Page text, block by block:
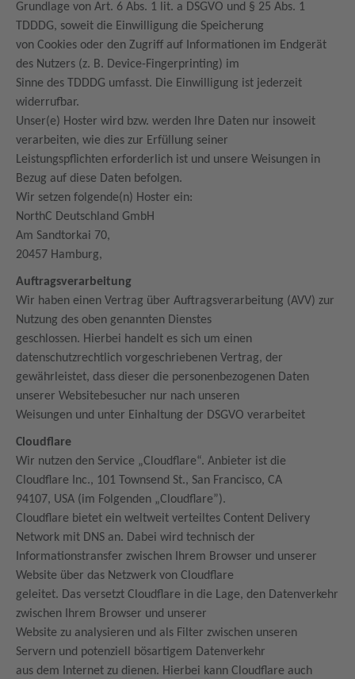
Grundlage von Art. 6 Abs. 1 lit. a DSGVO und § 25 Abs. 1
TDDDG, soweit die Einwilligung die Speicherung
von Cookies oder den Zugriff auf Informationen im Endgerät
des Nutzers (z. B. Device-Fingerprinting) im
Sinne des TDDDG umfasst. Die Einwilligung ist jederzeit
widerrufbar.
Unser(e) Hoster wird bzw. werden Ihre Daten nur insoweit
verarbeiten, wie dies zur Erfüllung seiner
Leistungspflichten erforderlich ist und unsere Weisungen in
Bezug auf diese Daten befolgen.
Wir setzen folgende(n) Hoster ein:
NorthC Deutschland GmbH
Am Sandtorkai 70,
20457 Hamburg,
Auftragsverarbeitung
Wir haben einen Vertrag über Auftragsverarbeitung (AVV) zur
Nutzung des oben genannten Dienstes
geschlossen. Hierbei handelt es sich um einen
datenschutzrechtlich vorgeschriebenen Vertrag, der
gewährleistet, dass dieser die personenbezogenen Daten
unserer Websitebesucher nur nach unseren
Weisungen und unter Einhaltung der DSGVO verarbeitet
Cloudflare
Wir nutzen den Service „Cloudflare“. Anbieter ist die
Cloudflare Inc., 101 Townsend St., San Francisco, CA
94107, USA (im Folgenden „Cloudflare”).
Cloudflare bietet ein weltweit verteiltes Content Delivery
Network mit DNS an. Dabei wird technisch der
Informationstransfer zwischen Ihrem Browser und unserer
Website über das Netzwerk von Cloudflare
geleitet. Das versetzt Cloudflare in die Lage, den Datenverkehr
zwischen Ihrem Browser und unserer
Website zu analysieren und als Filter zwischen unseren
Servern und potenziell bösartigem Datenverkehr
aus dem Internet zu dienen. Hierbei kann Cloudflare auch